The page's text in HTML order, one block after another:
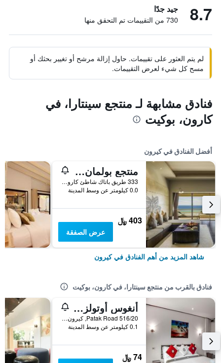
8.7 جيد جدًا
730 من التقييمات تم التحقق منها
لم يتم العثور على تقييمات. حاول إزالة مرشح أو تغيير بحثك أو
مسح كل شيء لعرض التقييمات.
فنادق مشابهة لـ منتجع سينتارا، في
كارون، بوكيت
أفضل الفنادق في كيرون
منتجع بولمان فوكيت كارون بيتش
333 طريق باتاك شاطئ كارون موانغ, كيرون, تايلاند
0.0 كيلومتر عن وسط المدينة
403 ﷼
عرض الصفقة
شاهد المزيد من أهم الفنادق في كيرون
فنادق بالقرب من منتجع سينتارا، في كارون، بوكيت
أنغوس أوتولز أيريش باب غيستهاوس
516/20 Patak Road, كيرون, تايلاند
0.1 كيلومتر عن وسط المدينة
74 ﷼